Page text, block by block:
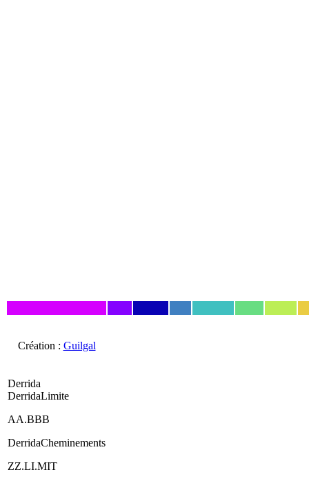
Création : Guilgal
Derrida
DerridaLimite
AA.BBB
DerridaCheminements
ZZ.LI.MIT